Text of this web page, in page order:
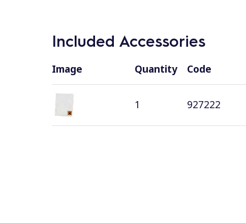
Included Accessories
Image Quantity Code
1 927222